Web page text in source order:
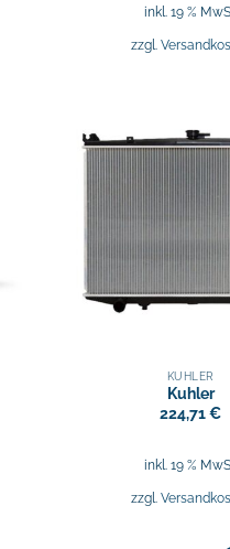
inkl. 19 %
zzgl.
KÜHLER
Kuhler
224,71€
inkl. 19 %
zzgl.